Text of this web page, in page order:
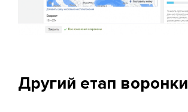
Другий етап воронки